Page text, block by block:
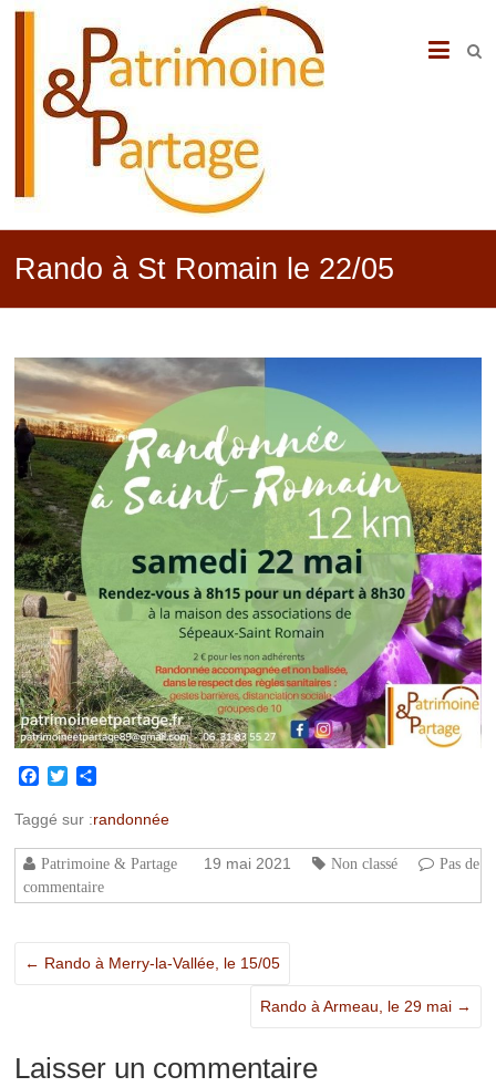
PATRIMOINE
PARTAGE
Rando à St Romain le 22/05
Facebook
Twitter
Taggé sur :randonnée
Patrimoine & Partage 19 mai 2021 Non classé
Pas de
commentaire
← Rando à Merry-la-Vallée, le 15/05
Rando à Armeau, le 29 mai →
Laisser un commentaire